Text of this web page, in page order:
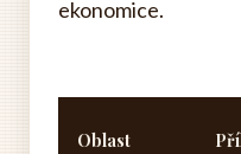
ekonomice.
Oblast